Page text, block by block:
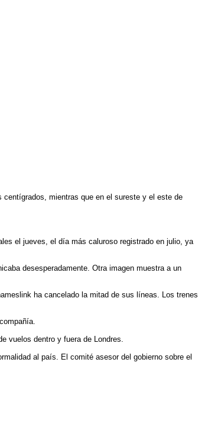
centígrados, mientras que en el sureste y el este de
el jueves, el día más caluroso registrado en julio, ya
desesperadamente. Otra imagen muestra a un
ha cancelado la mitad de sus líneas. Los trenes
vuelos dentro y fuera de Londres.
al país. El comité asesor del gobierno sobre el